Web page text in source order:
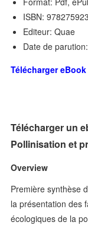
ISBN:
Editeur: Quae
Date de
Télécharger
Télécharger un
Pollinisation et
Overview
Première synthèse
la présentation des
écologiques de la